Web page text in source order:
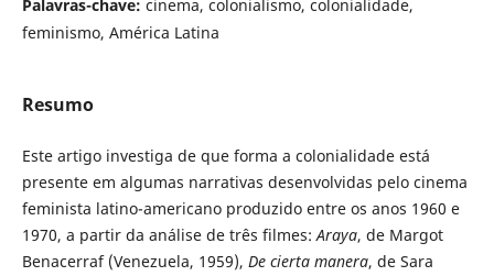
Palavras-chave: cinema, colonialismo, colonialidade,
feminismo, América Latina
Resumo
Este artigo investiga de que forma a colonialidade está
presente em algumas narrativas desenvolvidas pelo cinema
feminista latino-americano produzido entre os anos 1960 e
1970, a partir da análise de três filmes:Araya, de Margot
Benacerraf (Venezuela, 1959), De cierta manera, de Sara